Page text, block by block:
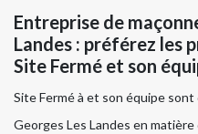
Entreprise de
Landes : préférez les
Site Fermé et son
Site Fermé à et son équipe
Georges Les Landes en